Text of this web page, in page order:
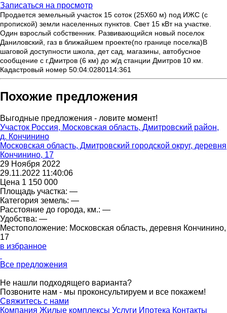
Записаться на просмотр
Продается земельный участок 15 соток (25Х60 м) под ИЖС (с
пропиской) земли населенных пунктов. Свет 15 кВт на участке.
Один взрослый собственник. Развивающийся новый поселок
Даниловский, газ в ближайшем проекте(по границе поселка)В
шаговой доступности школа, дет сад, магазины, автобусное
сообщение с г.Дмитров (6 км) до ж/д станции Дмитров 10 км.
Кадастровый номер 50:04:0280114:361
Похожие предложения
Выгодные предложения - ловите момент!
Участок Россия, Московская область, Дмитровский район,
д. Кончинино
Московская область, Дмитровский городской округ, деревня
Кончинино, 17
29 Ноября 2022
29.11.2022 11:40:06
Цена 1 150 000
Площадь участка: —
Категория земель: —
Расстояние до города, км.: —
Удобства: —
Местоположение: Московская область, деревня Кончинино,
17
в избранное
Все предложения
Не нашли подходящего варианта?
Позвоните нам - мы проконсультируем и все покажем!
Свяжитесь с нами
Компания Жилые комплексы Услуги Ипотека Контакты